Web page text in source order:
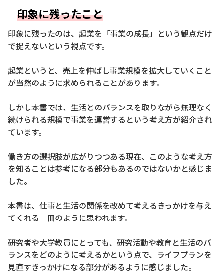
印象に残ったこと
印象に残ったのは、起業を「事業の成長」という観点だけ
で捉えないという視点です。
起業というと、売上を伸ばし事業規模を拡大していくこと
が当然のように求められることがあります。
しかし本書では、生活とのバランスを取りながら無理なく
続けられる規模で事業を運営するという考え方が紹介され
ています。
働き方の選択肢が広がりつつある現在、このような考え方
を知ることは参考になる部分もあるのではないかと感じま
した。
本書は、仕事と生活の関係を改めて考えるきっかけを与え
てくれる一冊のように思われます。
研究者や大学教員にとっても、研究活動や教育と生活のバ
ランスをどのように考えるかという点で、ライフプランを
見直すきっかけになる部分があるように感じました。